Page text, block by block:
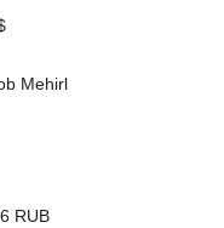
Mehirl
RUB